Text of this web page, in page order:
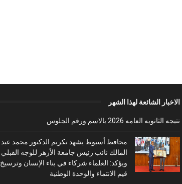
الاخبار الشائعة لهذا الشهر
نتيجه الثانويه العامه 2026 بالاسم ورقم الجلوس
محافظ أسيوط يشهد تكريم الدكتور محمد عبد
المالك نائب رئيس جامعة الأزهر للوجه القبلي
ويؤكد: العلماء شركاء في بناء الإنسان وترسيخ
قيم الانتماء والوحدة الوطنية